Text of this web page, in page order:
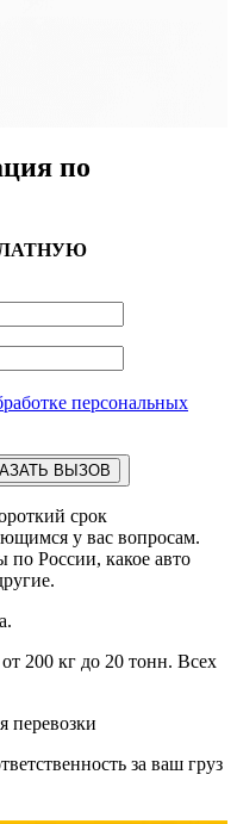
по
персональных
срок
у вас вопросам.
по России, какое авто
200 кг до 20 тонн. Всех
перевозки
за ваш груз